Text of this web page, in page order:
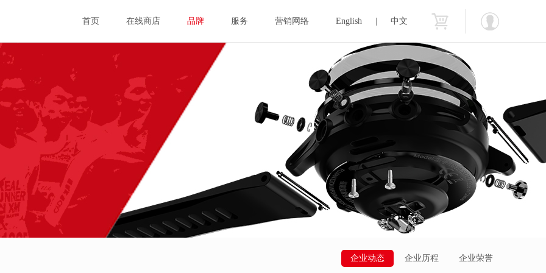
首页 在线商店 品牌 服务 营销网络 English 中文
企业动态 企业历程 企业荣誉